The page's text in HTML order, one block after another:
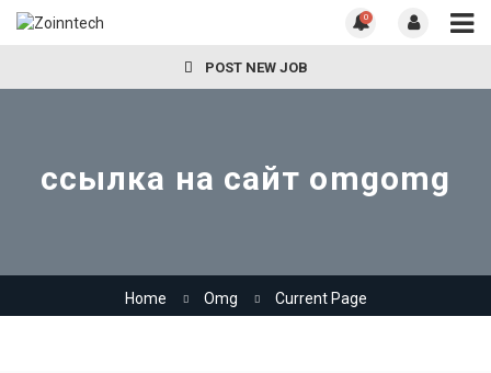
0
POST NEW JOB
ссылка на сайт omgomg
Home Omg Current Page